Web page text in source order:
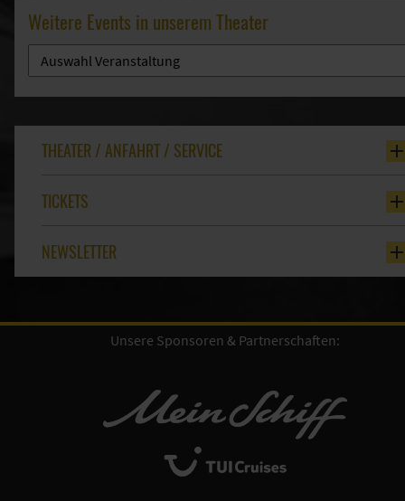
Weitere Events in unserem Theater
THEATER / ANFAHRT / SERVICE
TICKETS
NEWSLETTER
Unsere Sponsoren & Partnerschaften: